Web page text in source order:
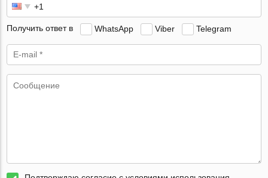
Получить ответ в WhatsApp Viber Telegram